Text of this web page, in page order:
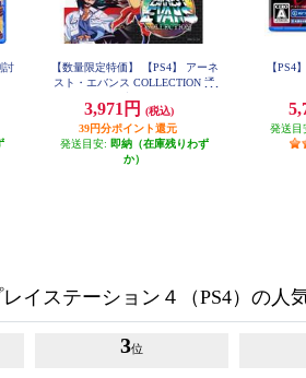
討
【数量限定特価】 【PS4】 アーネ
スト・エバンス COLLECTION 通
3,971円
(税込)
39円分ポイント還元
発送目安: 即納（在庫残りわず
か）
【PS4
発送目
イステーション４（PS4）の人
3位